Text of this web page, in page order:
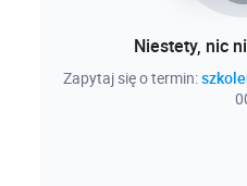
Niestety, nic
Zapytaj się o termin: